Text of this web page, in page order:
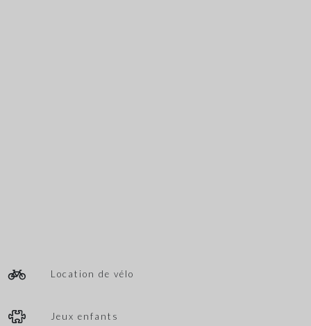
Location de vélo
Jeux enfants